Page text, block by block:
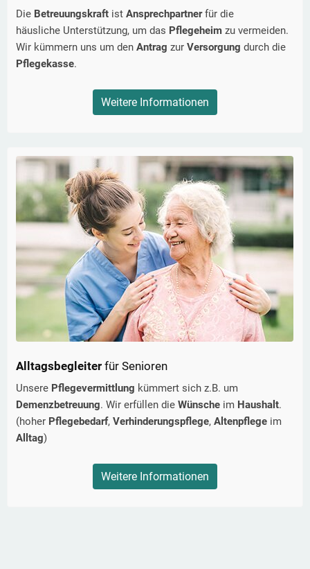
Die Betreuungskraft ist Ansprechpartnerfür die
häusliche Unterstützung, um das Pflegeheim zu vermeiden.
Wir kümmern uns um den Antrag zur Versorgung durch die
Pflegekasse.
Weitere Informationen
Alltagsbegleiter für Senioren
Unsere Pflegevermittlung kümmert sich z.B. um
Demenzbetreuung. Wir erfüllen die Wünsche im Haushalt.
(hoher Pflegebedarf, Verhinderungspflege, Altenpflege im
Alltag)
Weitere Informationen